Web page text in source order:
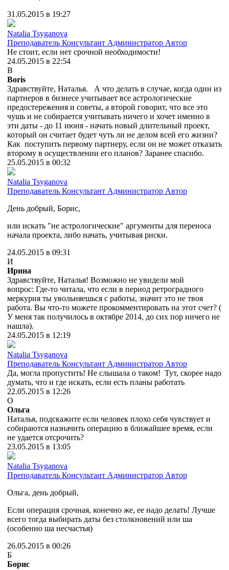
31.05.2015 в 19:27
Natalia Tsyganova
Преподаватель Консультант Администратор Автор
Не стоит, если нет срочной необходимости!
24.05.2015 в 22:54
B
Boris
Здравствуйте, Наталья. А что делать в случае, когда один из
партнеров в бизнесе учитывает все астрологические
предостережения и советы, а второй говорит, что все это
чушь и не собирается учитывать ничего и хочет именно в
эти даты - до 11 июня - начать новый длительный проект,
который он считает будет чуть ли не делом всей его жизни?
Как поступить первому партнеру, если он не может отказать
второму в осуществлении его планов? Заранее спасибо.
25.05.2015 в 00:32
Natalia Tsyganova
Преподаватель Консультант Администратор Автор
День добрый, Борис,
или искать "не астрологические" аргументы для переноса
начала проекта, либо начать, учитывая риски.
24.05.2015 в 09:31
И
Ирина
Здравствуйте, Наталья! Возможно не увидели мой
вопрос: Где-то читала, что если в период ретроградного
меркурия ты увольняешься с работы, значит это не твоя
работа. Вы что-то можете прокомментировать на этот счет? (
У меня так получилось в октябре 2014, до сих пор ничего не
нашла).
24.05.2015 в 12:19
Natalia Tsyganova
Преподаватель Консультант Администратор Автор
Да, могла пропустить! Не слышала о таком! Тут, скорее надо
думать, что и где искать, если есть планы работать
22.05.2015 в 12:26
О
Ольга
Наталья, подскажите если человек плохо себя чувствует и
собираются назначить операцию в ближайшее время, если
не удается отсрочить?
23.05.2015 в 13:05
Natalia Tsyganova
Преподаватель Консультант Администратор Автор
Ольга, день добрый,
Если операция срочная, конечно же, ее надо делать! Лучше
всего тогда выбирать даты без столкновений или ша
(особенно ша несчастья)
26.05.2015 в 00:26
Б
Борис